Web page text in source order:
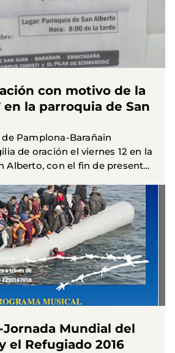
con motivo de la
en la parroquia de San
Pamplona-Barañain
de oración el viernes 12 en la
Alberto, con el fin de presentar
Jornada Mundial del
el Refugiado 2016